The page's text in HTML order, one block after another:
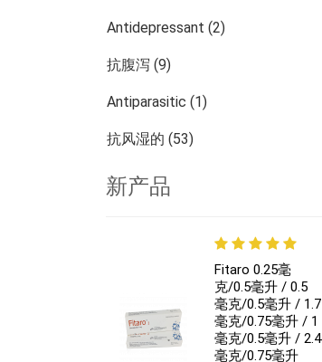
Antidepressant (2)
抗腹泻 (9)
Antiparasitic (1)
抗风湿的 (53)
皮肤科 (13)
新产品
Fitaro 0.25毫
克/0.5毫升 / 0.5
毫克/0.5毫升 / 1.7
毫克/0.75毫升 / 1
毫克/0.5毫升 / 2.4
毫克/0.75毫升